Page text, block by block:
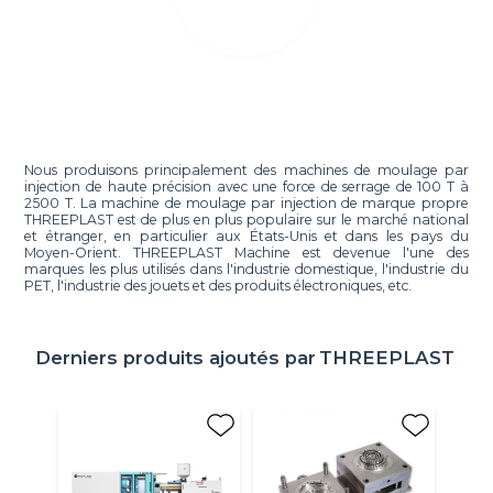
Nous produisons principalement des machines de moulage par
injection de haute précision avec une force de serrage de 100 T à
2500 T. La machine de moulage par injection de marque propre
THREEPLAST est de plus en plus populaire sur le marché national
et étranger, en particulier aux États-Unis et dans les pays du
Moyen-Orient. THREEPLAST Machine est devenue l'une des
marques les plus utilisés dans l'industrie domestique, l'industrie du
PET, l'industrie des jouets et des produits électroniques, etc.
Derniers produits ajoutés par THREEPLAST